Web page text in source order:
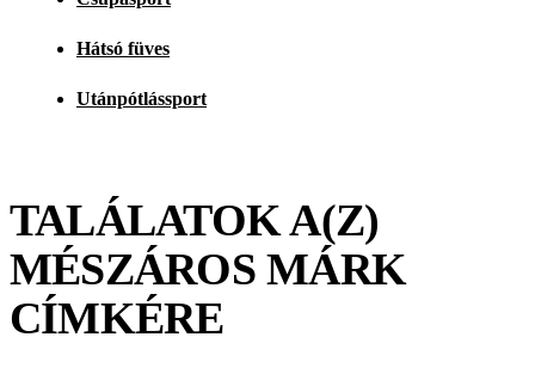
Hátsó füves
Utánpótlássport
TALÁLATOK A(Z)
MÉSZÁROS MÁRK
CÍMKÉRE